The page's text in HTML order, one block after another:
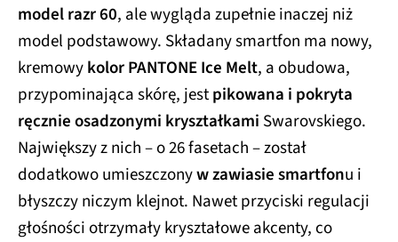
model razr 60, ale wygląda zupełnie inaczej niż
model podstawowy. Składany smartfon ma nowy,
kremowykolor PANTONE Ice Melt, a obudowa,
przypominająca skórę, jestpikowana i pokryta
ręcznie osadzonymi kryształkami Swarovskiego.
Największy z nich – o 26 fasetach – został
dodatkowo umieszczonyw zawiasie smartfonu i
błyszczy niczym klejnot. Nawet przyciski regulacji
głośności otrzymały kryształowe akcenty, co